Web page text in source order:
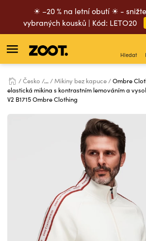
☀ –20 % na letní obutí ☀ -
vybraných kousků | Kód: LETO20
Hledat
Česko ... Mikiny bez kapuce
Ombre
elastická mikina s kontrastním lemováním a
V2 B1715 Ombre Clothing